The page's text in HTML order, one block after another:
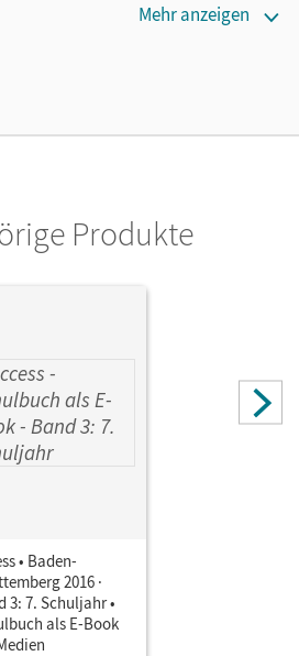
das Lehrwerk erhältlich ist.
Mehr anzeigen
Produkte
• Baden-
2016 ·
3: 7. Schuljahr •
als E-Book